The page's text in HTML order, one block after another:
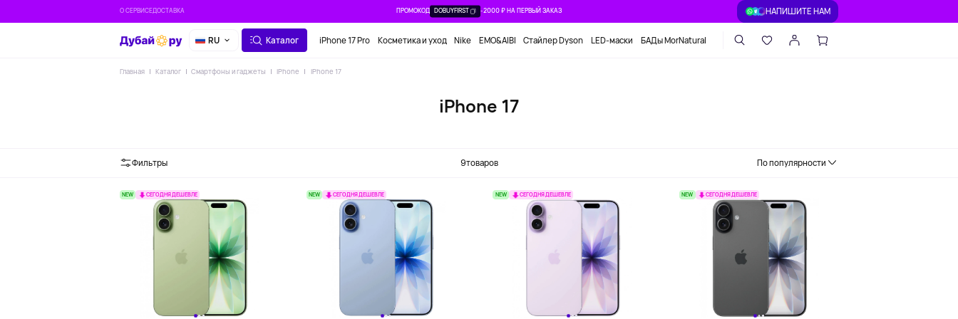
О СЕРВИСЕДОСТАВКА ПРОМОКОД DOBUYFIRST -2000 ₽ НА ПЕРВЫЙ ЗАКАЗ НАПИШИТЕ НАМ
RU Каталог iPhone 17 Pro Косметика и уход Nike EMO&AIBI Стайлер Dyson LED-маски БАДы MorNatural
Главная Каталог Смартфоны и гаджеты iPhone iPhone 17
iPhone 17
Фильтры 9товаров По популярности
NEW СЕГОДНЯ ДЕШЕВЛЕ NEW СЕГОДНЯ ДЕШЕВЛЕ NEW СЕГОДНЯ ДЕШЕВЛЕ NEW СЕГОДНЯ ДЕШЕВЛЕ